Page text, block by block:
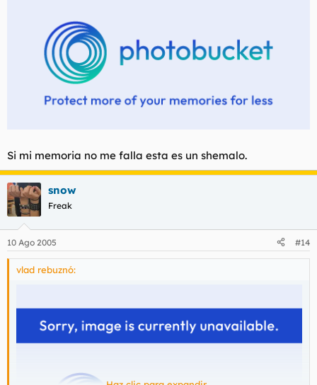
Si mi memoria no me falla esta es un shemalo.
snow
Freak
10 Ago 2005 #14
vlad rebuznó: